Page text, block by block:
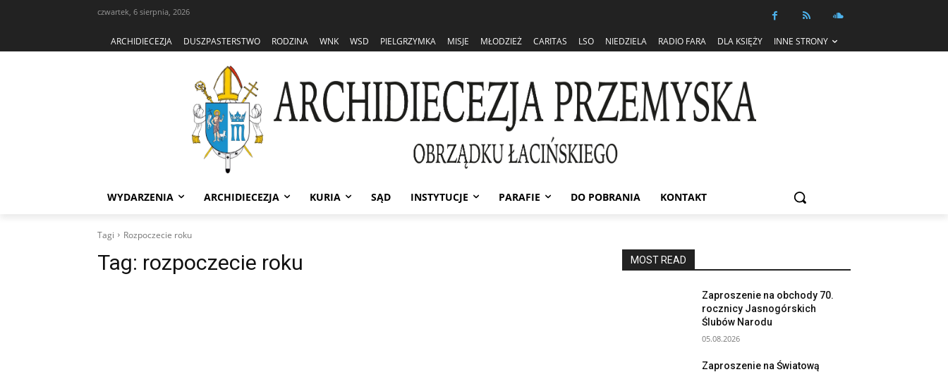
czwartek, 6 sierpnia, 2026
ARCHIDIECEZJA DUSZPASTERSTWO RODZINA WNK WSD PIELGRZYMKA MISJE MŁODZIEŻ CARITAS LSO NIEDZIELA RADIO FARA DLA KSIĘŻY INNE STRONY
WYDARZENIA ARCHIDIECEZJA KURIA SĄD INSTYTUCJE PARAFIE DO POBRANIA KONTAKT
Tagi Rozpoczecie roku
Tag: rozpoczecie roku MOST READ
Zaproszenie na obchody 70.
rocznicy Jasnogórskich
Ślubów Narodu
05.08.2026
Zaproszenie na Światową